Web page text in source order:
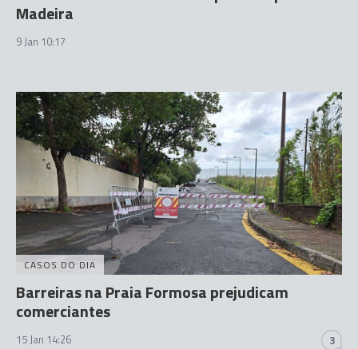
Madeira
9 Jan 10:17
CASOS DO DIA
Barreiras na Praia Formosa prejudicam
comerciantes
15 Jan 14:26 3